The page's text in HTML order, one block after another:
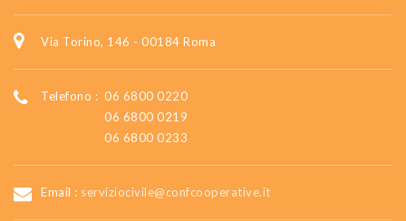
Via Torino, 146 - 00184 Roma
Telefono : 06 6800 0220
06 6800 0219
06 6800 0233
Email : serviziocivile@confcooperative.it